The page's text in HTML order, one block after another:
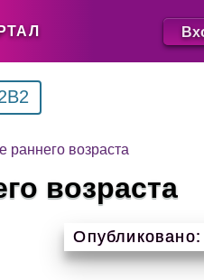
раннего возраста
возраста